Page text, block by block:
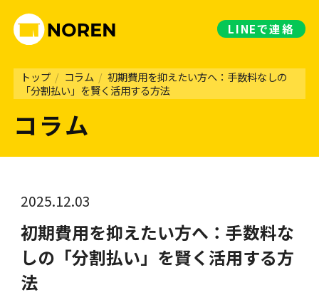
LINEで連絡
トップ / コラム / 初期費用を抑えたい方へ：手数料なしの
「分割払い」を賢く活用する方法
コラム
2025.12.03
初期費用を抑えたい方へ：手数料な
しの「分割払い」を賢く活用する方
法